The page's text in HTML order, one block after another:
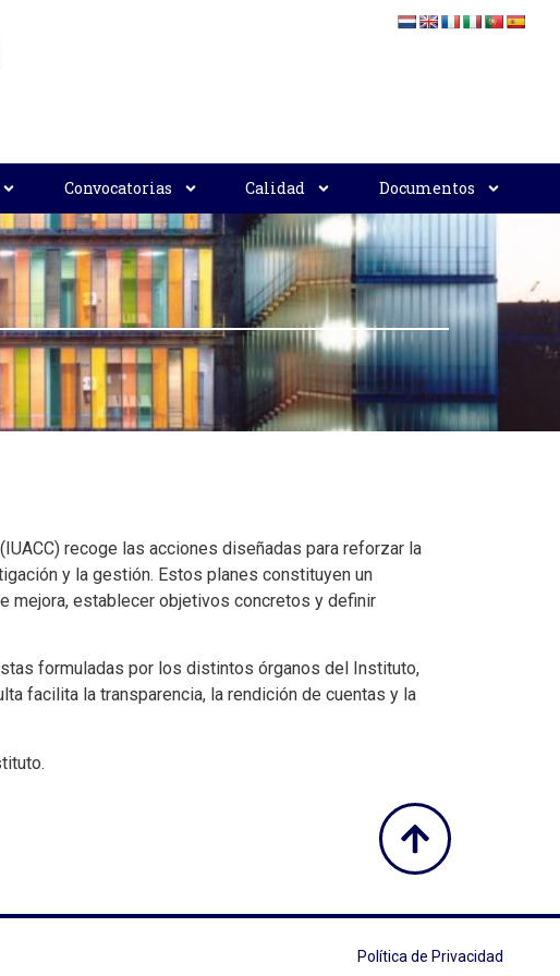
Convocatorias Calidad Documentos
recoge las acciones diseñadas para reforzar la
y la gestión. Estos planes constituyen un
mejora, establecer objetivos concretos y definir
formuladas por los distintos órganos del Instituto,
facilita la transparencia, la rendición de cuentas y la
Política de Privacidad